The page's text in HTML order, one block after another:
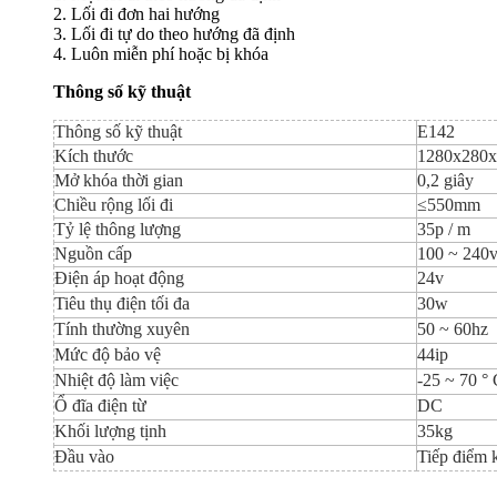
2. Lối đi đơn hai hướng
3. Lối đi tự do theo hướng đã định
4. Luôn miễn phí hoặc bị khóa
Thông số kỹ thuật
Thông số kỹ thuật
E142
Kích thước
Mở khóa thời gian
0,2 giây
Chiều rộng lối đi
≤550mm
Tỷ lệ thông lượng
35p / m
Nguồn cấp
100 ~ 240v
Điện áp hoạt động
24v
Tiêu thụ điện tối đa
30w
Tính thường xuyên
50 ~ 60hz
Mức độ bảo vệ
44ip
Nhiệt độ làm việc
-25 ~ 70 °
Ổ đĩa điện từ
DC
Khối lượng tịnh
35kg
Đầu vào
Tiếp điểm